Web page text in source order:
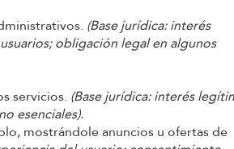
(Base jurídica: interés
obligación legal en algunos
servicios. (Base jurídica: interés
esenciales).
mostrándole anuncios u ofertas de